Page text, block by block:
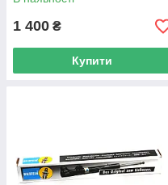
1 400 ₴
Купити